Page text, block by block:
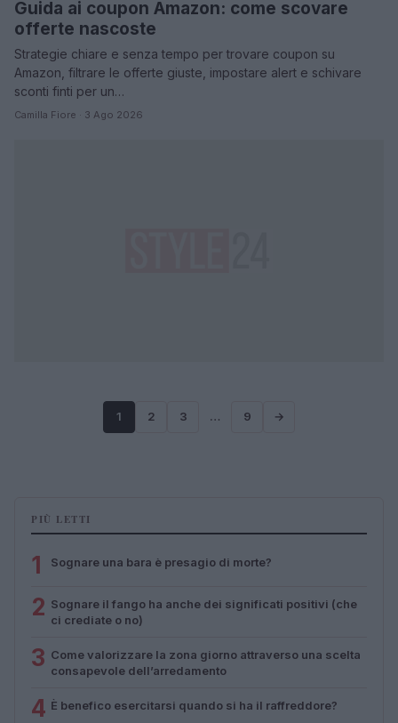
Guida ai coupon Amazon: come scovare
offerte nascoste
Strategie chiare e senza tempo per trovare coupon su
Amazon, filtrare le offerte giuste, impostare alert e schivare
sconti finti per un…
Camilla Fiore · 3 Ago 2026
1 2 3 … 9 →
PIÙ LETTI
1 Sognare una bara è presagio di morte?
2 Sognare il fango ha anche dei significati positivi (che
ci crediate o no)
3 Come valorizzare la zona giorno attraverso una scelta
consapevole dell’arredamento
4 È benefico esercitarsi quando si ha il raffreddore?